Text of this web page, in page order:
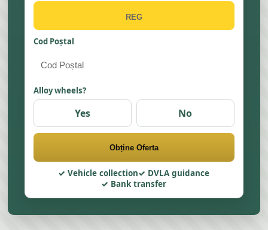
Cod Poștal
Alloy wheels?
Yes No
Obține Oferta
Vehicle collection
DVLA guidance
Bank transfer